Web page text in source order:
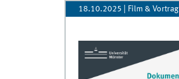
18.10.2025 | Film & Vortrag